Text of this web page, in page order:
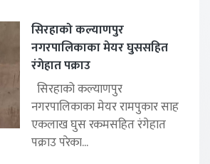
सिरहाको कल्याणपुर
नगरपालिकाका मेयर घुससहित
रंगेहात पक्राउ
सिरहाको कल्याणपुर
नगरपालिकाका मेयर रामपुकार साह
एकलाख घुस रकमसहित रंगेहात
पक्राउ परेका...